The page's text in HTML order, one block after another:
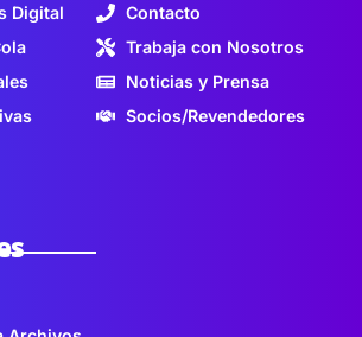
Digital
Contacto
Trabaja con Nosotros
Noticias y Prensa
Socios/Revendedores